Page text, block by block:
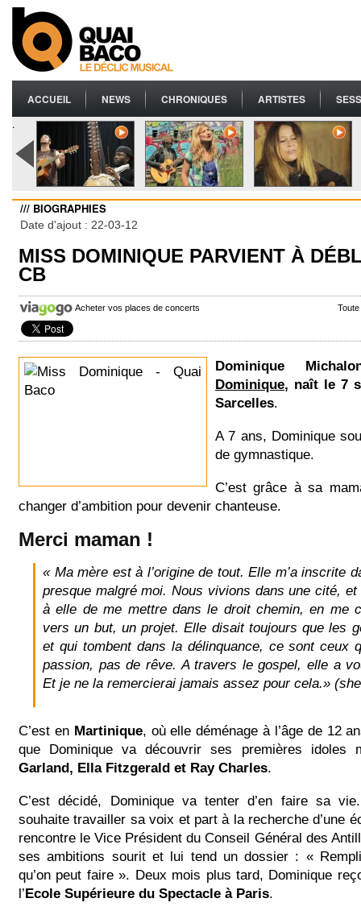
ACCUEIL NEWS CHRONIQUES ARTISTES
.
/// BIOGRAPHIES
Date d'ajout : 22-03-12
MISS DOMINIQUE PARVIENT À
CB
Acheter vos places de concerts
Dominique
Dominique, naît le 7
Sarcelles.
A 7 ans, Dominique
de gymnastique.
C’est grâce à sa
changer d’ambition pour devenir chanteuse.
Merci maman !
« Ma mère est à l’origine de tout. Elle m’a inscrite
presque malgré moi. Nous vivions dans une cité, et
à elle de me mettre dans le droit chemin, en me
vers un but, un projet. Elle disait toujours que les
et qui tombent dans la délinquance, ce sont ceux
passion, pas de rêve. A travers le gospel, elle a
Et je ne la remercierai jamais assez pour cela.»
C’est en Martinique, où elle déménage à l’âge de 12
que Dominique va découvrir ses premières
Garland, Ella Fitzgerald et Ray Charles.
C’est décidé, Dominique va tenter d’en faire sa
souhaite travailler sa voix et part à la recherche d’une
rencontre le Vice Président du Conseil Général des
ses ambitions sourit et lui tend un dossier : «
qu’on peut faire ». Deux mois plus tard, Dominique
l’Ecole Supérieure du Spectacle à Paris.